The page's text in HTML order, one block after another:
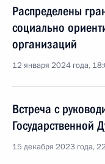
Распределены
социально
организаций
12 января 2024 года,
Встреча с
Государственной
15 декабря 2023 года,